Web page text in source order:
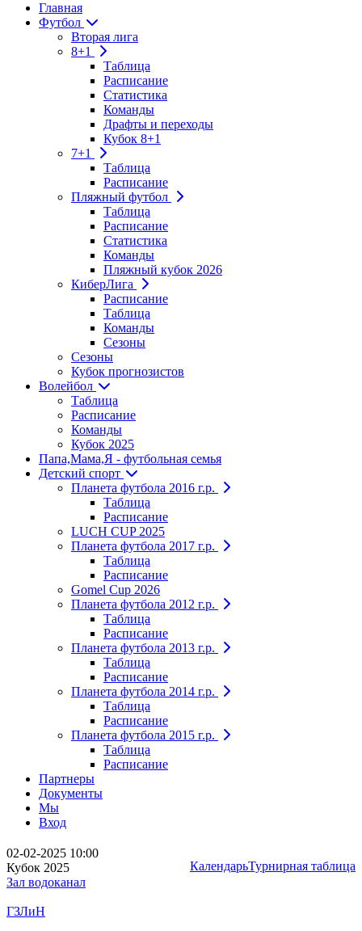
Главная
Футбол
Вторая лига
8+1
Таблица
Расписание
Статистика
Команды
Драфты и переходы
Кубок 8+1
7+1
Таблица
Расписание
Пляжный футбол
Таблица
Расписание
Статистика
Команды
Пляжный кубок 2026
КиберЛига
Расписание
Таблица
Команды
Сезоны
Сезоны
Кубок прогнозистов
Волейбол
Таблица
Расписание
Команды
Кубок 2025
Папа,Мама,Я - футбольная семья
Детский спорт
Планета футбола 2016 г.р.
Таблица
Расписание
LUCH CUP 2025
Планета футбола 2017 г.р.
Таблица
Расписание
Gomel Cup 2026
Планета футбола 2012 г.р.
Таблица
Расписание
Планета футбола 2013 г.р.
Таблица
Расписание
Планета футбола 2014 г.р.
Таблица
Расписание
Планета футбола 2015 г.р.
Таблица
Расписание
Партнеры
Документы
Мы
Вход
КалендарьТурнирная таблица
02-02-2025 10:00
Кубок 2025
Зал водоканал
ГЗЛиН